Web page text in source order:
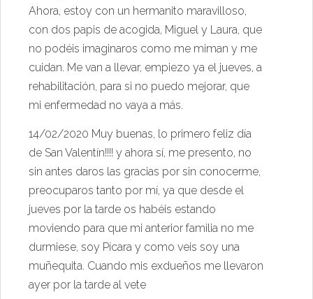
Ahora, estoy con un hermanito maravilloso,
con dos papis de acogida, Miguel y Laura, que
no podéis imaginaros como me miman y me
cuidan. Me van a llevar, empiezo ya el jueves, a
rehabilitación, para si no puedo mejorar, que
mi enfermedad no vaya a más.
14/02/2020 Muy buenas, lo primero feliz día
de San Valentín!!!! y ahora sí, me presento, no
sin antes daros las gracias por sin conocerme,
preocuparos tanto por mí, ya que desde el
jueves por la tarde os habéis estando
moviendo para que mi anterior familia no me
durmiese, soy Pícara y como veis soy una
muñequita. Cuando mis exdueños me llevaron
ayer por la tarde al vete